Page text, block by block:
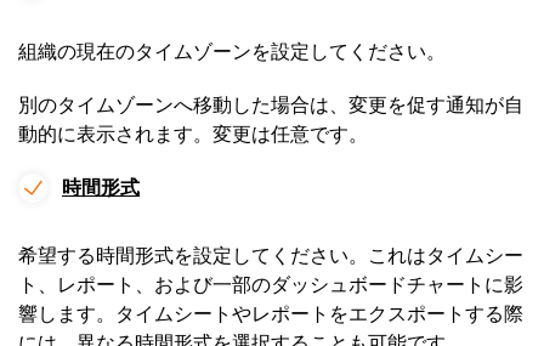
組織の現在のタイムゾーンを設定してください。
別のタイムゾーンへ移動した場合は、変更を促す通知が自
動的に表示されます。変更は任意です。
時間形式
希望する時間形式を設定してください。これはタイムシー
ト、レポート、および一部のダッシュボードチャートに影
響します。タイムシートやレポートをエクスポートする際